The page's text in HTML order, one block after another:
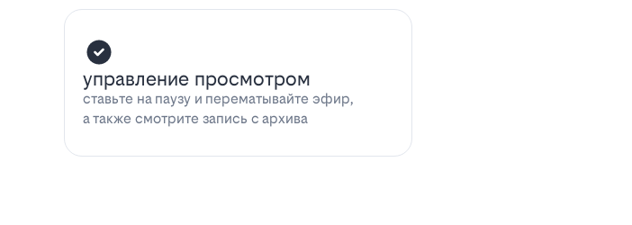
управление просмотром
ставьте на паузу и перематывайте эфир,
а также смотрите запись с архива